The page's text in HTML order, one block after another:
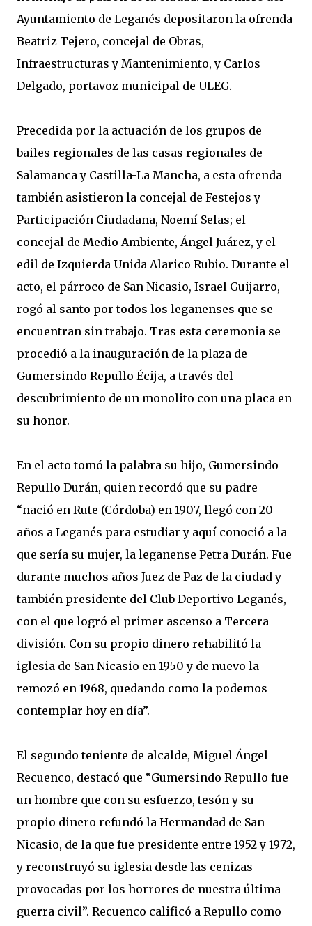
Ayuntamiento de Leganés depositaron la ofrenda
Beatriz Tejero, concejal de Obras,
Infraestructuras y Mantenimiento, y Carlos
Delgado, portavoz municipal de ULEG.
Precedida por la actuación de los grupos de
bailes regionales de las casas regionales de
Salamanca y Castilla-La Mancha, a esta ofrenda
también asistieron la concejal de Festejos y
Participación Ciudadana, Noemí Selas; el
concejal de Medio Ambiente, Ángel Juárez, y el
edil de Izquierda Unida Alarico Rubio. Durante el
acto, el párroco de San Nicasio, Israel Guijarro,
rogó al santo por todos los leganenses que se
encuentran sin trabajo. Tras esta ceremonia se
procedió a la inauguración de la plaza de
Gumersindo Repullo Écija, a través del
descubrimiento de un monolito con una placa en
su honor.
En el acto tomó la palabra su hijo, Gumersindo
Repullo Durán, quien recordó que su padre
“nació en Rute (Córdoba) en 1907, llegó con 20
años a Leganés para estudiar y aquí conoció a la
que sería su mujer, la leganense Petra Durán. Fue
durante muchos años Juez de Paz de la ciudad y
también presidente del Club Deportivo Leganés,
con el que logró el primer ascenso a Tercera
división. Con su propio dinero rehabilitó la
iglesia de San Nicasio en 1950 y de nuevo la
remozó en 1968, quedando como la podemos
contemplar hoy en día”.
El segundo teniente de alcalde, Miguel Ángel
Recuenco, destacó que “Gumersindo Repullo fue
un hombre que con su esfuerzo, tesón y su
propio dinero refundó la Hermandad de San
Nicasio, de la que fue presidente entre 1952 y 1972,
y reconstruyó su iglesia desde las cenizas
provocadas por los horrores de nuestra última
guerra civil”. Recuenco calificó a Repullo como